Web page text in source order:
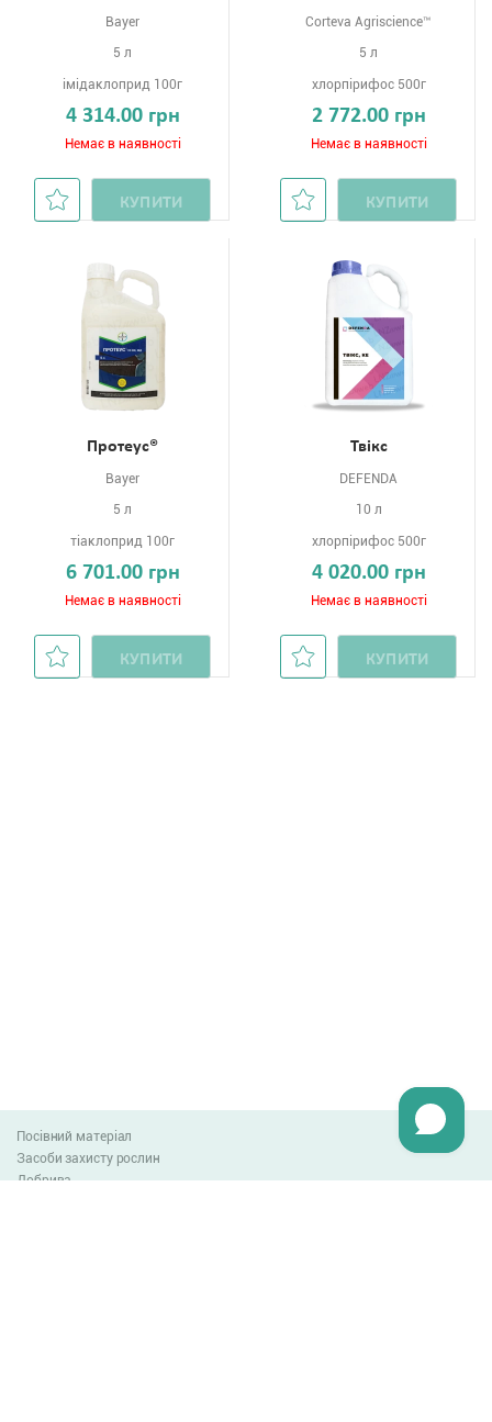
Bayer
5 л
імідаклоприд 100г
4 314.00 грн
Немає в наявності
КУПИТИ
Corteva Agriscience™
5 л
хлорпірифос 500г
2 772.00 грн
Немає в наявності
КУПИТИ
Протеус®
Bayer
5 л
тіаклоприд 100г
6 701.00 грн
Немає в наявності
КУПИТИ
Твікс
DEFENDA
10 л
хлорпірифос 500г
4 020.00 грн
Немає в наявності
КУПИТИ
Посівний матеріал
Засоби захисту рослин
Добрива